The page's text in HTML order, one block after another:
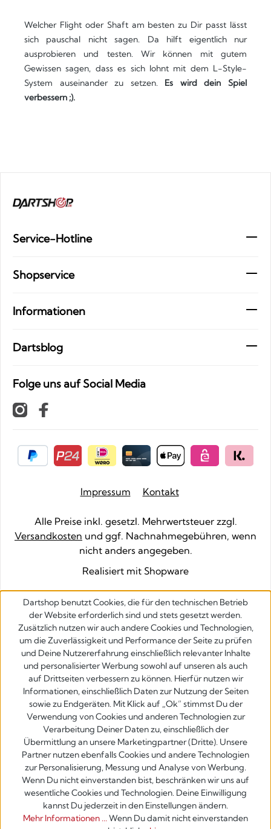
Welcher Flight oder Shaft am besten zu Dir passt lässt
sich pauschal nicht sagen. Da hilft eigentlich nur
ausprobieren und testen. Wir können mit gutem
Gewissen sagen, dass es sich lohnt mit dem L-Style-
System auseinander zu setzen. Es wird dein Spiel
verbessern ;).
Service-Hotline
Shopservice
Informationen
Dartsblog
Folge uns auf Social Media
Impressum Kontakt
Alle Preise inkl. gesetzl. Mehrwertsteuer zzgl.
Versandkosten und ggf. Nachnahmegebühren, wenn
nicht anders angegeben.
Realisiert mit Shopware
Dartshop benutzt Cookies, die für den technischen Betrieb
der Website erforderlich sind und stets gesetzt werden.
Zusätzlich nutzen wir auch andere Cookies und Technologien,
um die Zuverlässigkeit und Performance der Seite zu prüfen
und Deine Nutzererfahrung einschließlich relevanter Inhalte
und personalisierter Werbung sowohl auf unseren als auch
auf Drittseiten verbessern zu können. Hierfür nutzen wir
Informationen, einschließlich Daten zur Nutzung der Seiten
sowie zu Endgeräten. Mit Klick auf „Ok” stimmst Du der
Verwendung von Cookies und anderen Technologien zur
Verarbeitung Deiner Daten zu, einschließlich der
Übermittlung an unsere Marketingpartner (Dritte). Unsere
Partner nutzen ebenfalls Cookies und andere Technologien
zur Personalisierung, Messung und Analyse von Werbung.
Wenn Du nicht einverstanden bist, beschränken wir uns auf
wesentliche Cookies und Technologien. Deine Einwilligung
kannst Du jederzeit in den Einstellungen ändern.
Mehr Informationen ...Wenn Du damit nicht einverstanden